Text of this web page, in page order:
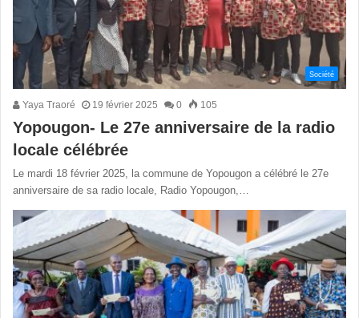
Société
Yaya Traoré 19 février 2025 0 105
Yopougon- Le 27e anniversaire de la radio
locale célébrée
Le mardi 18 février 2025, la commune de Yopougon a célébré le 27e
anniversaire de sa radio locale, Radio Yopougon,…